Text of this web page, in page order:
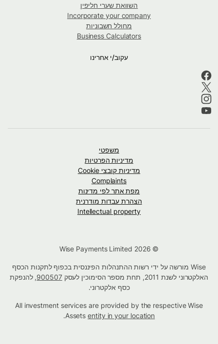
השוואת שערי חליפין
Incorporate your company
מחולל חשבוניות
Business Calculators
עקוב/י אחרינו
משפטי
מדיניות הפרטיות
מדיניות קובצי Cookie
Complaints
מפת אתר לפי מדינות
הצהרת עבדות מודרנית
Intellectual property
Wise מורשה על ידי רשות ההתנהלות הפיננסית בכפוף לתקנות הכסף
האלקטרוני לשנת 2011, תחת מספר הסימוכין לעסק
900507, להנפקת
כסף אלקטרוני.
All investment services are provided by the respective Wise
Assetsentity in your location
.